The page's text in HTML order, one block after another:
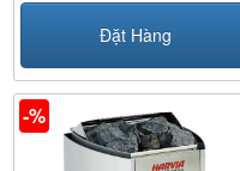
Đặt Hàng
-%